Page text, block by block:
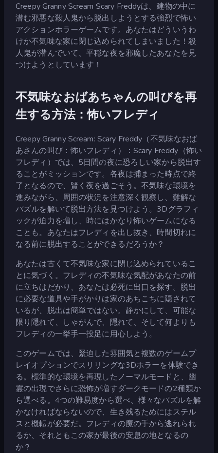
Creepy Granny Scream Scary Freddyは、建物の中に
潜む邪悪な殺人鬼から脱出しようとする強烈で怖い
アクションホラーゲームです。あなたはどういうわ
けか不気味な家に閉じ込められてしまいました！殺
人鬼が潜んでいて、平穏な夜を邪魔したあなたを見
つけようとしています！
不気味なおばあちゃんの叫びを再
生する方法：怖いフレディ
Creepy Granny Scream: Scary Freddy（不気味なおば
あさんの叫び：怖いフレディ）：Scary Freddy（怖い
フレディ）では、5日間の夜に恐ろしい家から脱出す
ることがミッションです。各夜は捕まった時点で終
了となるので、賢く夜を過ごそう。不気味な環境を
進みながら、周囲の状況を注意深く観察し、難解な
パズルを解いて脱出方法を見つけよう。3Dグラフィ
ックが迫力を増し、時にはかなり怖いゲームになる
ことも。あなたはフレディを出し抜き、時間切れに
なる前に脱出することができるだろうか？
あなたは古くて不気味な家に閉じ込められているこ
とに気づく。フレディの不気味な気配があなたの前
に立ちはだかり、あなたは必死に出口を探す。脱出
に必要な道具や手がかりは家のあちこちに隠されて
いるが、脱出は簡単ではない。静かにして、可能な
限り隠れて、しゃがんで、隠れて、そして何よりも
フレディの一挙手一投足に用心しよう。
このゲームでは、緊迫した雰囲気と複数のゲームプ
レイオプションでスリリングな3Dホラーを体験でき
る。標準的な環境を再現したノーマルモードと、幽
霊の出現でさらに恐怖が増すダークモードの2種類か
ら選べる。4つの難易度から選べ、様々なパズルを解
かなければならないので、生き残るためにはステル
スと機転が必要だ。フレディの魔の手から逃れられ
るか、それともこの家が最後の安息の地となるの
か？